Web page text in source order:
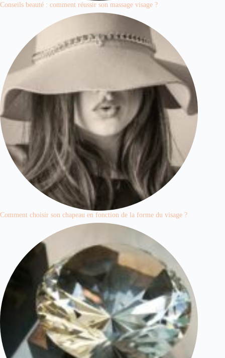
Conseils beauté : comment réussir son massage visage ?
Comment choisir son chapeau en fonction de la forme du visage ?